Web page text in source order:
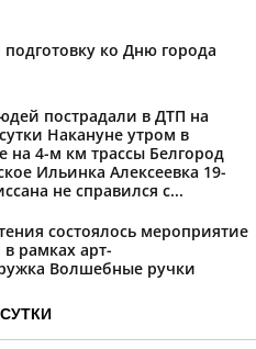
ко Дню города
пострадали в ДТП на
Накануне утром в
на 4-м км трассы Белгород
Ильинка Алексеевка 19-
не справился с...
состоялось мероприятие
рамках арт-
Волшебные ручки